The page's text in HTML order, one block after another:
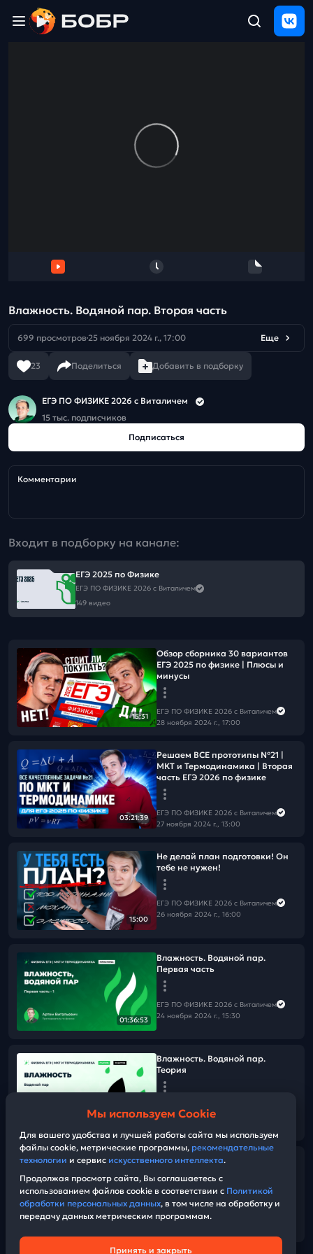
Влажность. Водяной пар. Вторая часть
699 просмотров 25 ноября 2024 г., 17:00 Еще
23 Поделиться Добавить в подборку
ЕГЭ ПО ФИЗИКЕ 2026 с Виталичем
15 тыс. подписчиков
Подписаться
Комментарии
Входит в подборку на канале:
ЕГЭ 2025 по Физике
ЕГЭ ПО ФИЗИКЕ 2026 с Виталичем
149 видео
15:31
Обзор сборника 30 вариантов
ЕГЭ 2025 по физике | Плюсы и
минусы
ЕГЭ ПО ФИЗИКЕ 2026 с Виталичем
28 ноября 2024 г., 17:00
03:21:39
Решаем ВСЕ прототипы №21 |
МКТ и Термодинамика | Вторая
часть ЕГЭ 2026 по физике
ЕГЭ ПО ФИЗИКЕ 2026 с Виталичем
27 ноября 2024 г., 13:00
15:00
Не делай план подготовки! Он
тебе не нужен!
ЕГЭ ПО ФИЗИКЕ 2026 с Виталичем
26 ноября 2024 г., 16:00
01:36:53
Влажность. Водяной пар.
Первая часть
ЕГЭ ПО ФИЗИКЕ 2026 с Виталичем
24 ноября 2024 г., 15:30
46:39
Влажность. Водяной пар.
Теория
21 ноября 2024 г., 14:00
02:50:33
Решаем ВСЕ прототипы №7, 9,
по физике
ЕГЭ ПО ФИЗИКЕ 2026 с Виталичем
Мы используем Cookie
Для вашего удобства и лучшей работы сайта мы используем
файлы cookie, метрические программы, рекомендательные
технологии и сервис искусственного интеллекта.
Продолжая просмотр сайта, Вы соглашаетесь с
использованием файлов cookie в соответствии с Политикой
обработки персональных данных, в том числе на обработку и
передачу данных метрическим программам.
Принять и закрыть